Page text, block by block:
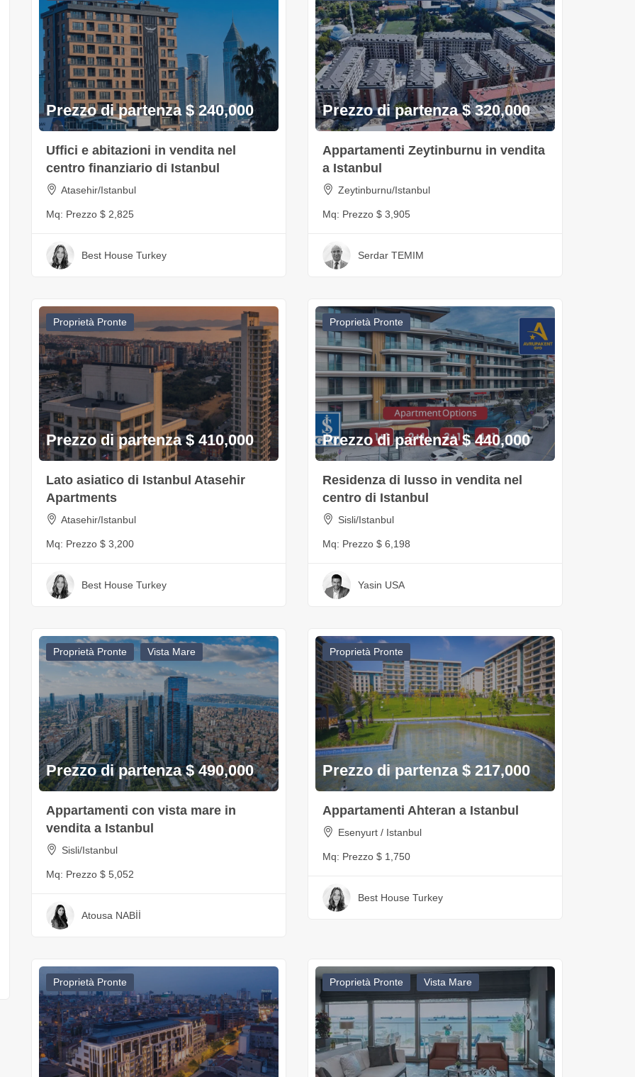
Prezzo di partenza $ 240,000
Uffici e abitazioni in vendita nel
centro finanziario di Istanbul
Atasehir/Istanbul
Mq: Prezzo $ 2,825
Best House Turkey
Prezzo di partenza $ 320,000
Appartamenti Zeytinburnu in vendita
a Istanbul
Zeytinburnu/Istanbul
Mq: Prezzo $ 3,905
Serdar TEMIM
Proprietà Pronte
Prezzo di partenza $ 410,000
Lato asiatico di Istanbul Atasehir
Apartments
Atasehir/Istanbul
Mq: Prezzo $ 3,200
Best House Turkey
Proprietà Pronte
Prezzo di partenza $ 440,000
Residenza di lusso in vendita nel
centro di Istanbul
Sisli/Istanbul
Mq: Prezzo $ 6,198
Yasin USA
Proprietà Pronte Vista Mare
Prezzo di partenza $ 490,000
Appartamenti con vista mare in
vendita a Istanbul
Sisli/Istanbul
Mq: Prezzo $ 5,052
Atousa NABİİ
Proprietà Pronte
Prezzo di partenza $ 217,000
Appartamenti Ahteran a Istanbul
Esenyurt / Istanbul
Mq: Prezzo $ 1,750
Best House Turkey
Proprietà Pronte Proprietà Pronte Vista Mare